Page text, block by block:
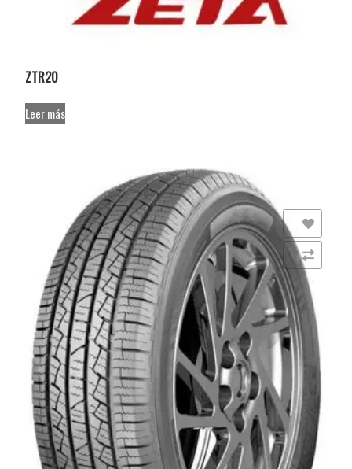
ZTR20
Leer más
Comparar
Añadir a la lista de deseos